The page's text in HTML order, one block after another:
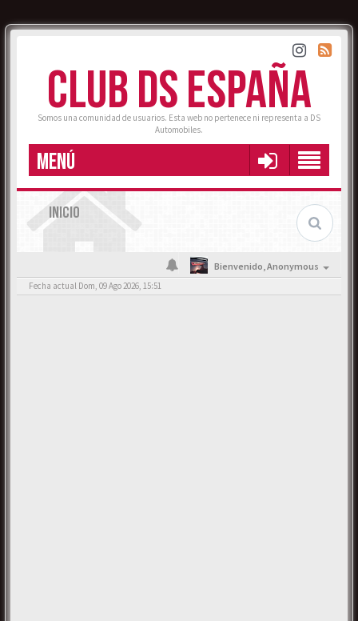
CLUB DS ESPAÑA
Somos una comunidad de usuarios. Esta web no pertenece ni representa a DS
Automobiles.
MENÚ
INICIO
Bienvenido,Anonymous
Fecha actual Dom, 09 Ago 2026, 15:51